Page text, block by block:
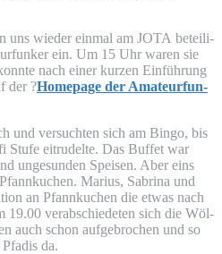
uns wie­der ein­mal am JOTA betei­li­
ein. Um 15 Uhr waren sie
nach einer kur­zen Ein­füh­rung
der ?Home­page der Ama­teur­fun­
und ver­such­ten sich am Bin­go, bis
Stu­fe eitru­del­te. Das Buf­fet war
unge­sun­den Spei­sen. Aber eins
Mari­us, Sabri­na und
an Pfann­ku­chen die etwas nach
19.00 ver­ab­schie­de­ten sich die Wöl­
auch schon auf­ge­bro­chen und so
da.